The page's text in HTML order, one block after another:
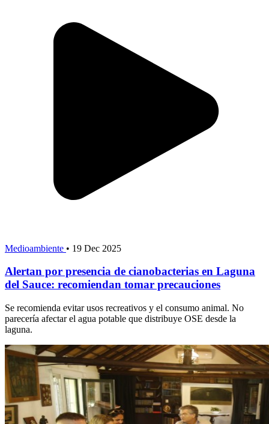
Medioambiente • 19 Dec 2025
Alertan por presencia de cianobacterias en Laguna
del Sauce: recomiendan tomar precauciones
Se recomienda evitar usos recreativos y el consumo animal. No
parecería afectar el agua potable que distribuye OSE desde la
laguna.